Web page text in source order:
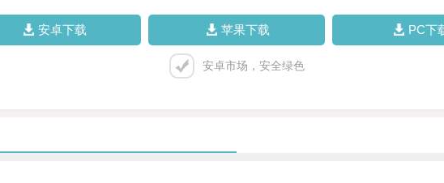
安卓下载 苹果下载 PC下
安卓市场，安全绿色